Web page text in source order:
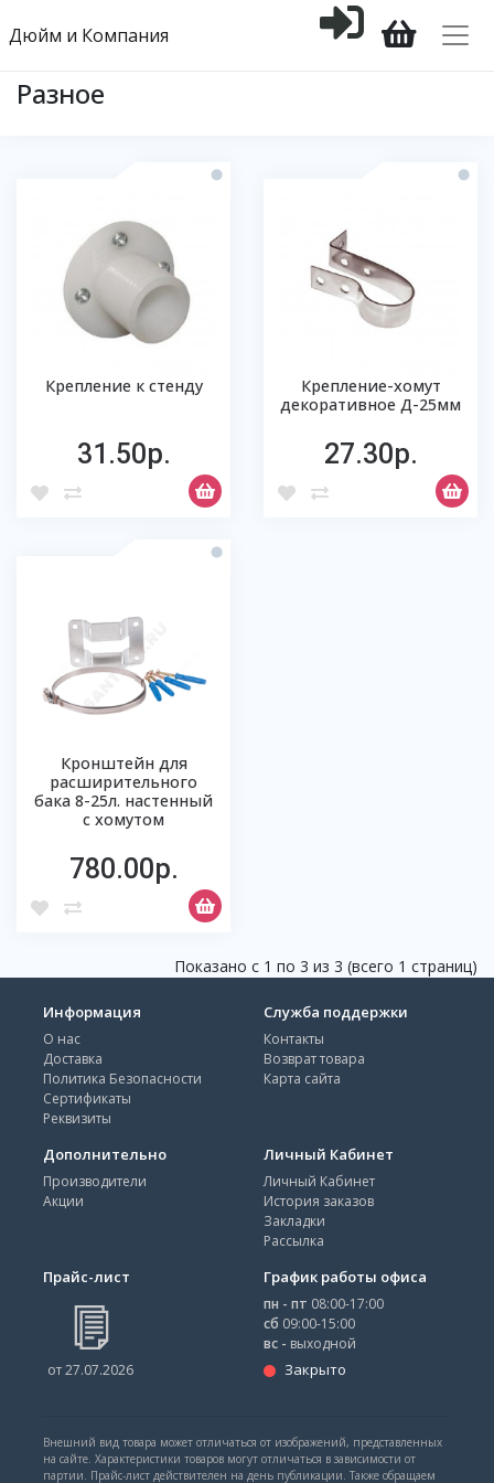
Дюйм и Компания
Разное
Крепление к стенду
31.50р.
Крепление-хомут
декоративное Д-25мм
27.30р.
Кронштейн для
расширительного
бака 8-25л. настенный
с хомутом
780.00р.
Показано с 1 по 3 из 3 (всего 1 страниц)
Информация
О нас
Доставка
Политика Безопасности
Сертификаты
Реквизиты
Служба поддержки
Контакты
Возврат товара
Карта сайта
Дополнительно
Производители
Акции
Личный Кабинет
Личный Кабинет
История заказов
Закладки
Рассылка
Прайс-лист
от 27.07.2026
График работы офиса
пн - пт 08:00-17:00
сб 09:00-15:00
вс - выходной
Закрыто
Внешний вид товара может отличаться от изображений, представленных
на сайте. Характеристики товаров могут отличаться в зависимости от
партии. Прайс-лист действителен на день публикации. Также обращаем